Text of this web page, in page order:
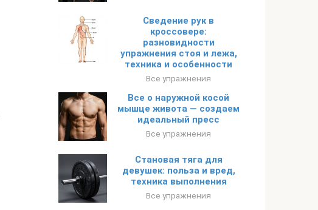
Сведение рук в
кроссовере:
разновидности
упражнения стоя и лежа,
техника и особенности
Все упражнения
Все о наружной косой
мышце живота — создаем
идеальный пресс
Все упражнения
Становая тяга для
девушек: польза и вред,
техника выполнения
Все упражнения